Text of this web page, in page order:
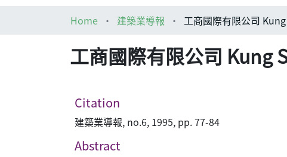
Home
建築業導報
工商國際有限公司
Citation
建築業導報, no.6, 1995, pp. 77-84
Abstract